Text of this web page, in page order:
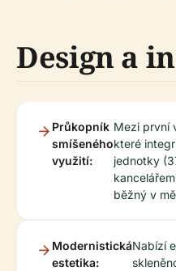
Design a
Průkopník
smíšeného
využití:
Mezi první
které
jednotky
běžný v
Modernistická
estetika:
Nabízí